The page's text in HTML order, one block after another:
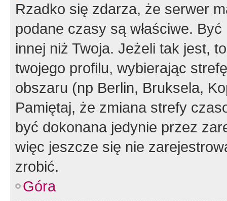
Rzadko się zdarza, że serwer
podane czasy są właściwe.
innej niż Twoja. Jeżeli tak jest,
twojego profilu, wybierając
obszaru (np Berlin, Bruksela,
Pamiętaj, że zmiana strefy
być dokonana jedynie przez
więc jeszcze się nie
zrobić.
Góra